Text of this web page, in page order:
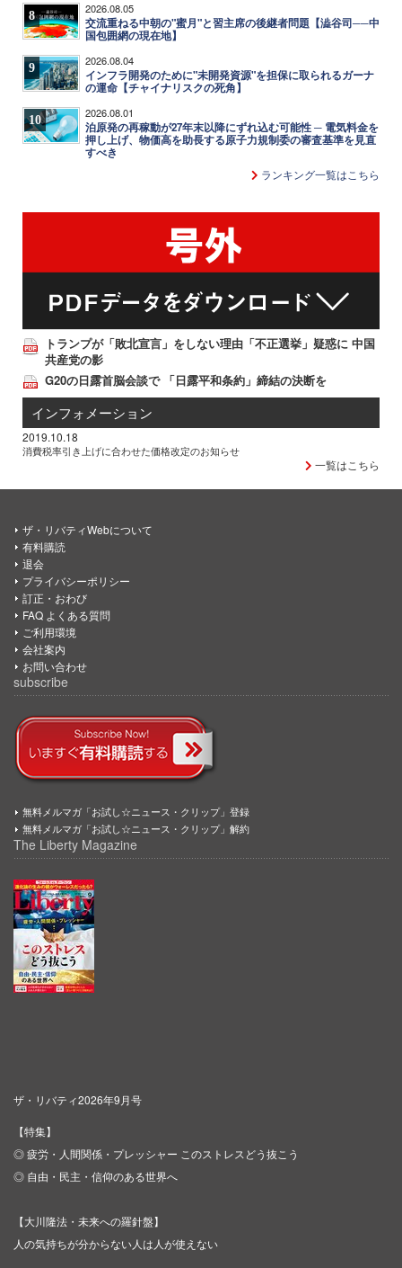
8 2026.08.05
交流重ねる中朝の"蜜月"と習主席の後継者問題【澁谷司──中
国包囲網の現在地】
9 2026.08.04
インフラ開発のために"未開発資源"を担保に取られるガーナ
の運命【チャイナリスクの死角】
10 2026.08.01
泊原発の再稼動が27年末以降にずれ込む可能性 ─ 電気料金を
押し上げ、物価高を助長する原子力規制委の審査基準を見直
すべき
ランキング一覧はこちら
トランプが「敗北宣言」をしない理由「不正選挙」疑惑に 中国
共産党の影
G20の日露首脳会談で 「日露平和条約」締結の決断を
インフォメーション
2019.10.18
消費税率引き上げに合わせた価格改定のお知らせ
一覧はこちら
ザ・リバティWebについて
有料購読
退会
プライバシーポリシー
訂正・おわび
FAQ よくある質問
ご利用環境
会社案内
お問い合わせ
subscribe
無料メルマガ「お試し☆ニュース・クリップ」登録
無料メルマガ「お試し☆ニュース・クリップ」解約
The Liberty Magazine
ザ・リバティ2026年9月号
【特集】
◎ 疲労・人間関係・プレッシャー このストレスどう抜こう
◎ 自由・民主・信仰のある世界へ
【大川隆法・未来への羅針盤】
人の気持ちが分からない人は人が使えない